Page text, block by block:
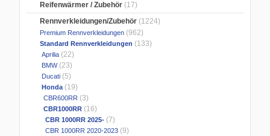
Reifenwärmer / Zubehör (17)
Rennverkleidungen/Zubehör (1224)
Premium Rennverkleidungen (962)
Standard Rennverkleidungen (133)
Aprilia (22)
BMW(23)
Ducati (5)
Honda(19)
CBR600RR (3)
CBR1000RR (16)
CBR 1000RR 2025- (7)
CBR 1000RR 2020-2023 (9)